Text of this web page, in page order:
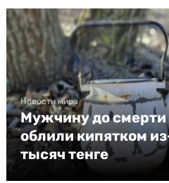
Новости мира
Мужчину до смерти
облили кипятком
тысяч тенге